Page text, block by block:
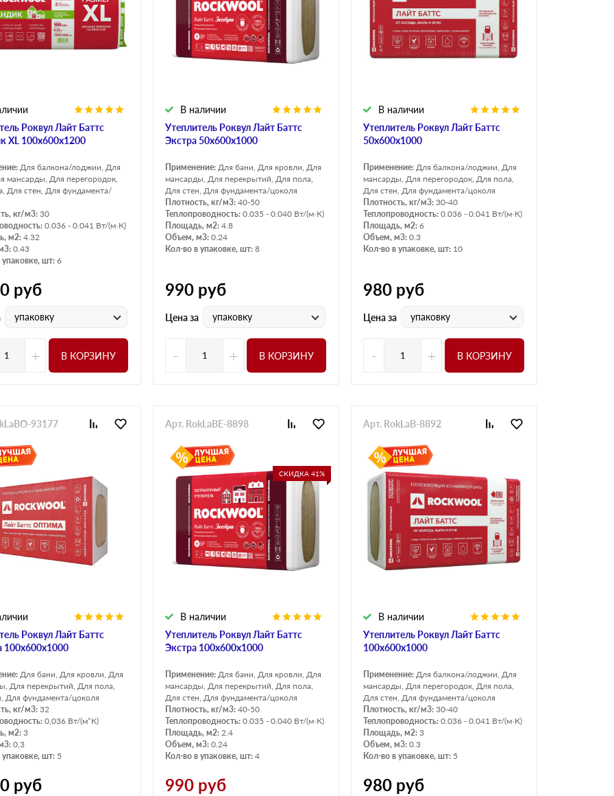
Роквул Лайт Баттс
XL 100х600х1200
Для балкона/лоджии, Для
мансарды, Для перегородок,
Для стен, Для фундамента/
кг/м3: 30
0.036 - 0.041 Вт/(м·К)
м2:4.32
0.43
упаковке, шт: 6
руб
упаковку
+ В КОРЗИНУ
Утеплитель Роквул Лайт Баттс
Экстра 50х600х1000
В наличии
Применение: Для бани, Для кровли, Для
мансарды, Для перекрытий, Для пола,
Для стен, Для фундамента/цоколя
Плотность, кг/м3: 40-50
Теплопроводность: 0.035 - 0.040 Вт/(м·К)
Площадь, м2: 4.8
Объем, м3: 0.24
Кол-во в упаковке, шт: 8
990 руб
Цена за упаковку
- + В КОРЗИНУ
Утеплитель Роквул Лайт Баттс
50х600х1000
В наличии
Применение: Для балкона/лоджии, Для
мансарды, Для перегородок, Для пола,
Для стен, Для фундамента/цоколя
Плотность, кг/м3: 30-40
Теплопроводность: 0.036 - 0.041 Вт/(м·К)
Площадь, м2: 6
Объем, м3: 0.3
Кол-во в упаковке, шт: 10
980 руб
Цена за упаковку
- + В КОРЗИНУ
Роквул Лайт Баттс
100х600х1000
93177
Для бани, Для кровли, Для
Для перекрытий, Для пола,
Для фундамента/цоколя
кг/м3: 32
0,036 Вт/(м°К)
м2:3
0,3
упаковке, шт: 5
руб
СКИДКА 41%
Утеплитель Роквул Лайт Баттс
Экстра 100х600х1000
В наличии
Арт. RokLaBE-8898
Применение: Для бани, Для кровли, Для
мансарды, Для перекрытий, Для пола,
Для стен, Для фундамента/цоколя
Плотность, кг/м3: 40-50
Теплопроводность: 0.035 - 0.040 Вт/(м·К)
Площадь, м2: 2.4
Объем, м3: 0.24
Кол-во в упаковке, шт: 4
990 руб
Утеплитель Роквул Лайт Баттс
100х600х1000
В наличии
Арт. RokLaB-8892
Применение: Для балкона/лоджии, Для
мансарды, Для перегородок, Для пола,
Для стен, Для фундамента/цоколя
Плотность, кг/м3: 30-40
Теплопроводность: 0.036 - 0.041 Вт/(м·К)
Площадь, м2: 3
Объем, м3: 0.3
Кол-во в упаковке, шт: 5
980 руб